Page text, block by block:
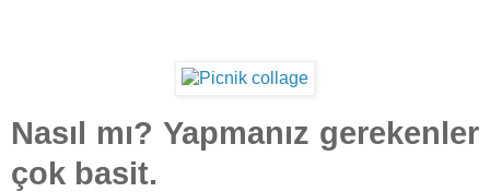
Nasıl mı? Yapmanız gerekenler
çok basit.